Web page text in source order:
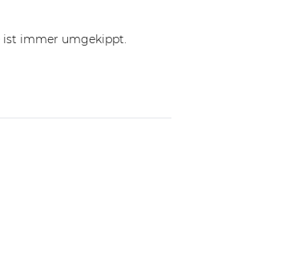
ist immer umgekippt.